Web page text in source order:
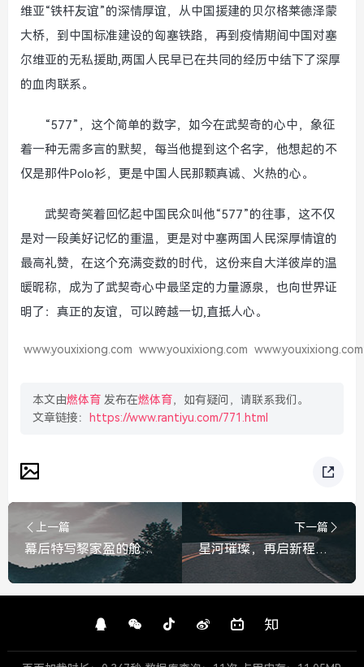
维亚“铁杆友谊”的深情厚谊，从中国援建的贝尔格莱德泽蒙
大桥，到中国标准建设的匈塞铁路，再到疫情期间中国对塞
尔维亚的无私援助,两国人民早已在共同的经历中结下了深厚
的血肉联系。
“577”，这个简单的数字，如今在武契奇的心中，象征
着一种无需多言的默契，每当他提到这个名字，他想起的不
仅是那件Polo衫，更是中国人民那颗真诚、火热的心。
武契奇笑着回忆起中国民众叫他“577”的往事，这不仅
是对一段美好记忆的重温，更是对中塞两国人民深厚情谊的
最高礼赞，在这个充满变数的时代，这份来自大洋彼岸的温
暖昵称，成为了武契奇心中最坚定的力量源泉，也向世界证
明了：真正的友谊，可以跨越一切,直抵人心。
www.youxixiong.com www.youxixiong.com www.youxixiong.com
本文由燃体育 发布在燃体育，如有疑问，请联系我们。
文章链接：
https://www.rantiyu.com/771.html
上一篇
幕后特写黎家盈的舱内时刻，指尖翻阅的，是责任与专注，黎家盈舱内幕后特写，指尖翻阅的责任与专注
下一篇
星河璀璨，再启新程，热烈祝贺神舟二十三号载人飞船发射圆满成功，热烈祝贺神舟二十三号载人飞船发射圆满成功